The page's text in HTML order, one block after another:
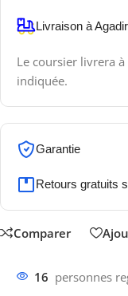
Livraison à Agadir
Le coursier livrera à
indiquée.
Garantie
Retours gratuits
Comparer
16 personnes